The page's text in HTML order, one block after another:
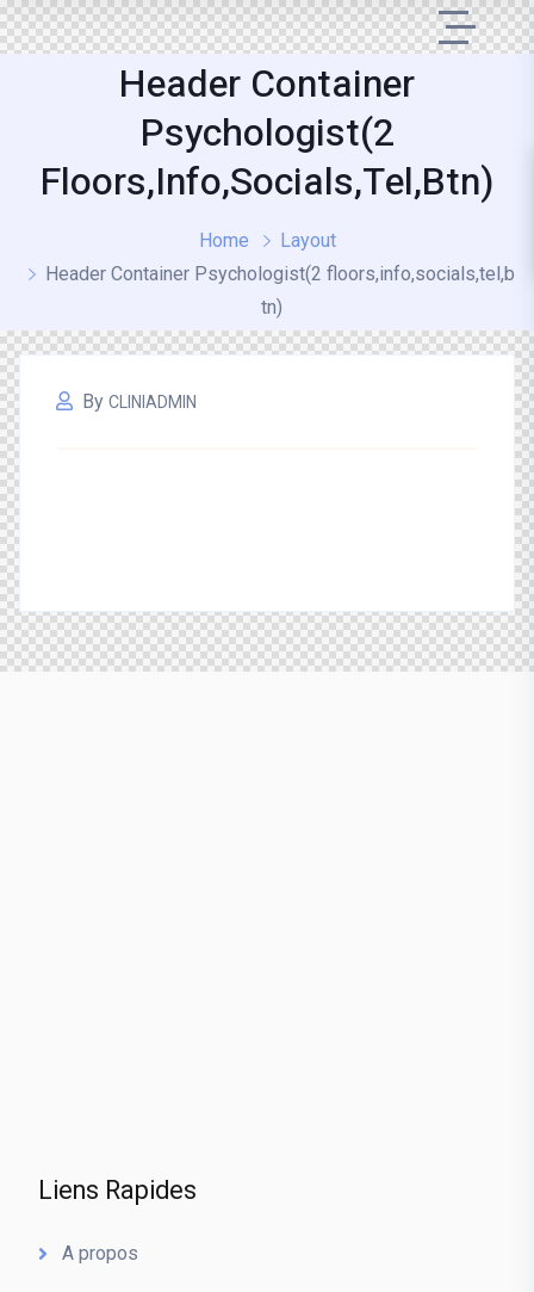
Header Container
Psychologist(2
Floors,info,socials,tel,btn)
Home
Layout
Header Container Psychologist(2 floors,info,socials,tel,b
tn)
By CLINIADMIN
Liens Rapides
A propos